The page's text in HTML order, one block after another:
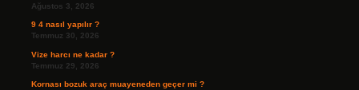
Ağustos 3, 2026
9 4 nasıl yapılır ?
Temmuz 30, 2026
Vize harcı ne kadar ?
Temmuz 29, 2026
Kornası bozuk araç muayeneden geçer mi ?